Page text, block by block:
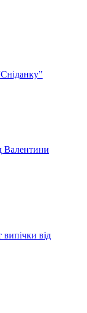
Валентини
від